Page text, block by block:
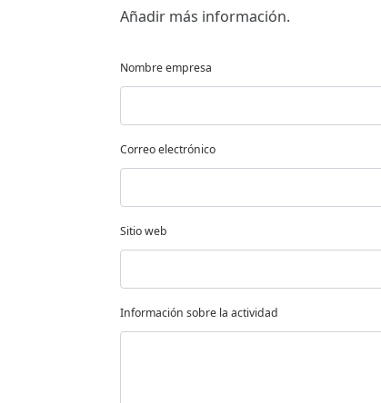
Añadir más información.
Nombre empresa
Correo electrónico
Sitio web
Información sobre la actividad